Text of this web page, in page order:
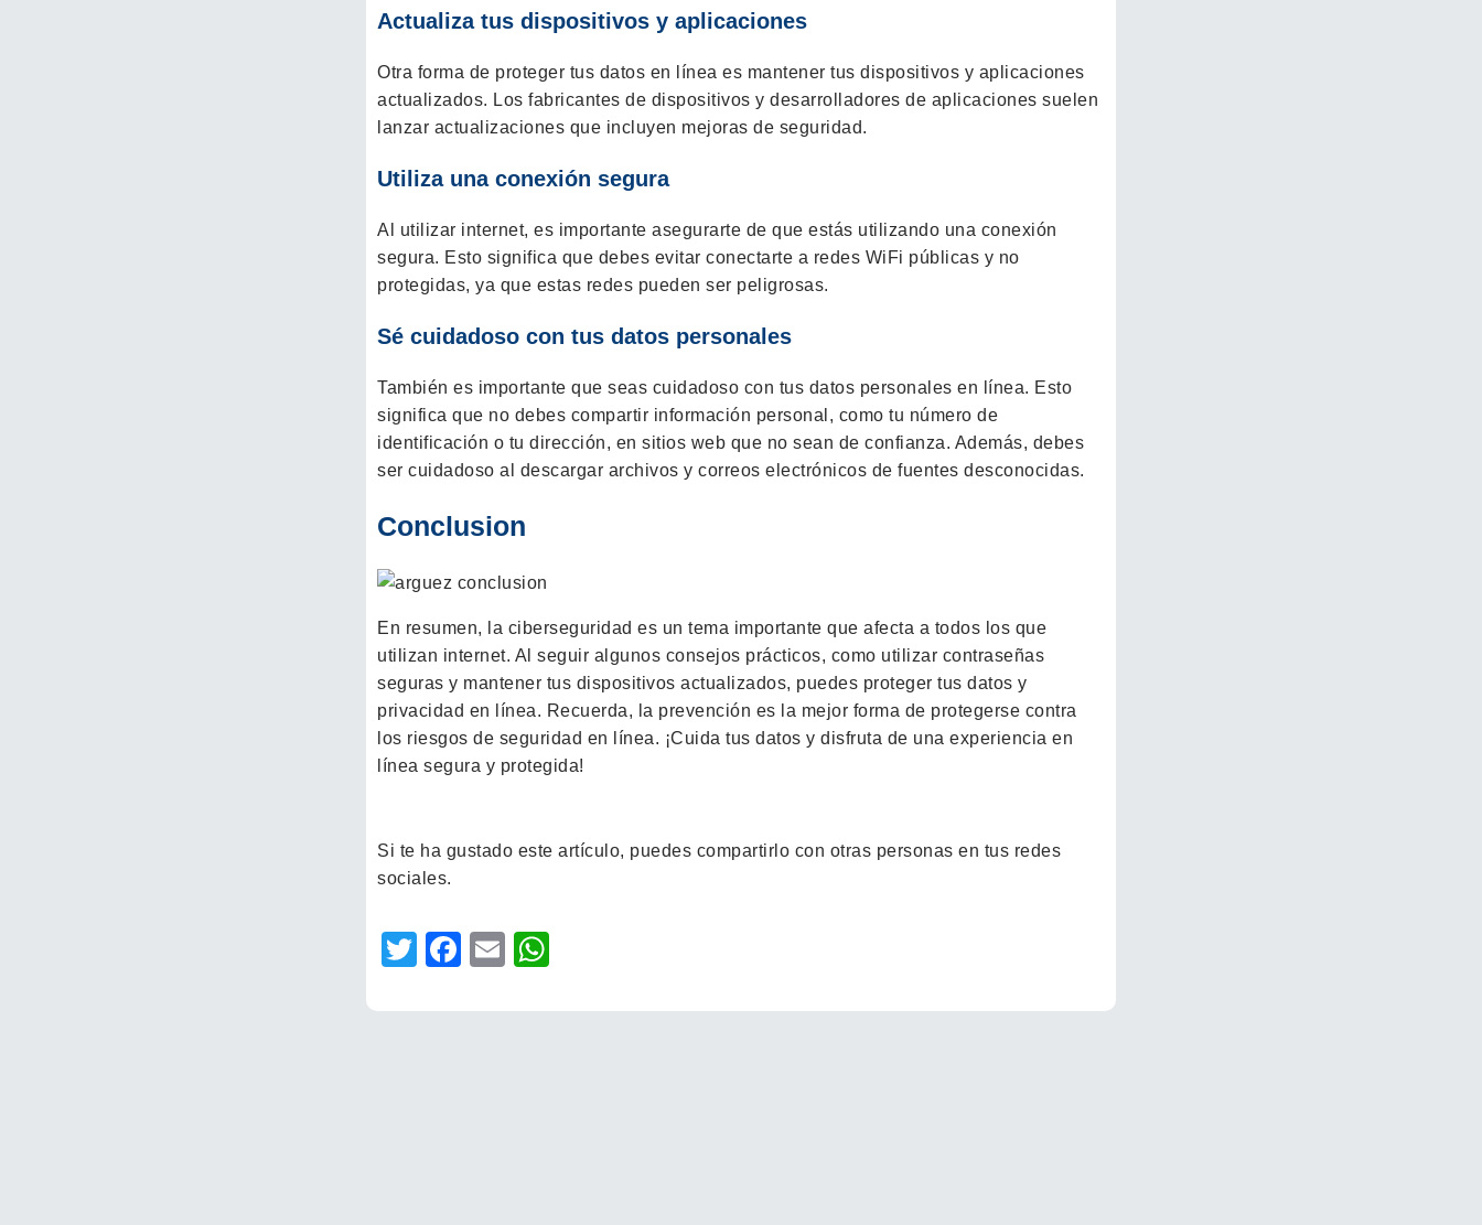
Actualiza tus dispositivos y aplicaciones
Otra forma de proteger tus datos en línea es mantener tus dispositivos y aplicaciones
actualizados. Los fabricantes de dispositivos y desarrolladores de aplicaciones suelen
lanzar actualizaciones que incluyen mejoras de seguridad.
Utiliza una conexión segura
Al utilizar internet, es importante asegurarte de que estás utilizando una conexión
segura. Esto significa que debes evitar conectarte a redes WiFi públicas y no
protegidas, ya que estas redes pueden ser peligrosas.
Sé cuidadoso con tus datos personales
También es importante que seas cuidadoso con tus datos personales en línea. Esto
significa que no debes compartir información personal, como tu número de
identificación o tu dirección, en sitios web que no sean de confianza. Además, debes
ser cuidadoso al descargar archivos y correos electrónicos de fuentes desconocidas.
Conclusion
En resumen, la ciberseguridad es un tema importante que afecta a todos los que
utilizan internet. Al seguir algunos consejos prácticos, como utilizar contraseñas
seguras y mantener tus dispositivos actualizados, puedes proteger tus datos y
privacidad en línea. Recuerda, la prevención es la mejor forma de protegerse contra
los riesgos de seguridad en línea. ¡Cuida tus datos y disfruta de una experiencia en
línea segura y protegida!
Si te ha gustado este artículo, puedes compartirlo con otras personas en tus redes
sociales.
Twitter
Facebook
Email